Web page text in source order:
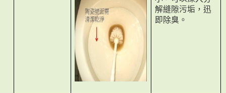
解縫隙污垢，迅
即除臭。